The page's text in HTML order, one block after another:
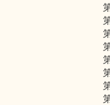
第
第
第
第
第
第
第
第